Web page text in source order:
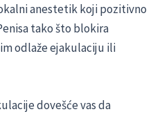
anestetik koji pozitivno
tako što blokira
odlaže ejakulaciju ili
dovešće vas da